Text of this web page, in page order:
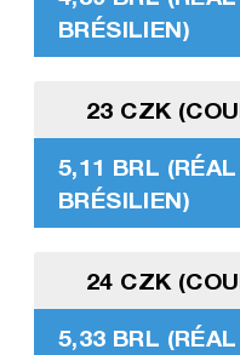
BRÉSILIEN)
23 CZK
5,11 BRL (RÉAL
BRÉSILIEN)
24 CZK
5,33 BRL (RÉAL